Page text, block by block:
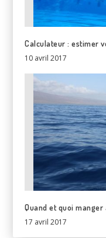
Calculateur : estimer
10 avril 2017
Quand et quoi manger
17 avril 2017